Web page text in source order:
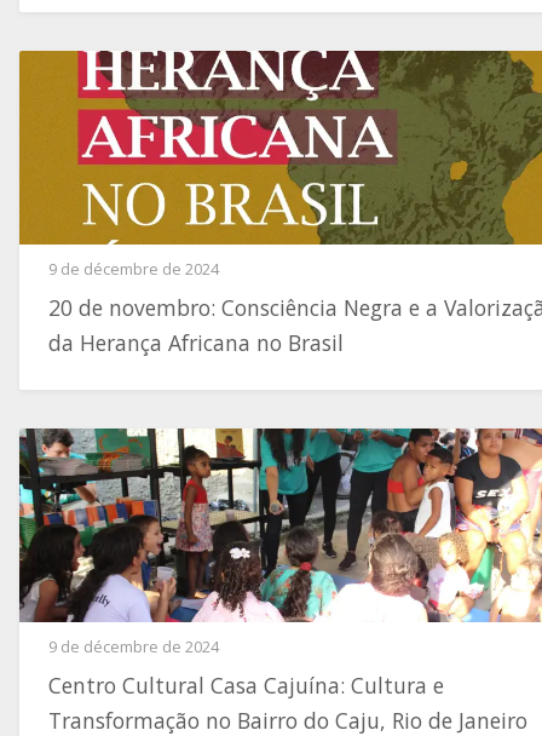
9 de décembre de 2024
20 de novembro: Consciência Negra e a
da Herança Africana no Brasil
9 de décembre de 2024
Centro Cultural Casa Cajuína: Cultura e
Transformação no Bairro do Caju, Rio de Janeiro